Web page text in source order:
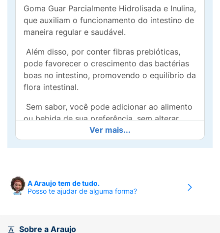
Goma Guar Parcialmente Hidrolisada e Inulina,
que auxiliam o funcionamento do intestino de
maneira regular e saudável.
Além disso, por conter fibras prebióticas,
pode favorecer o crescimento das bactérias
boas no intestino, promovendo o equilíbrio da
flora intestinal.
Sem sabor, você pode adicionar ao alimento
ou bebida de sua preferência, sem alterar
sabor ou textura dos alimentos.
NÃO CONTÉM GLÚTEN
Goma Guar Parcialmente Hidrolisada e
Ver mais...
A Araujo tem de tudo.
Posso te ajudar de alguma forma?
Sobre a Araujo